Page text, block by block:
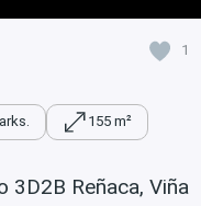
1
155 m²
3D2B Reñaca, Viña